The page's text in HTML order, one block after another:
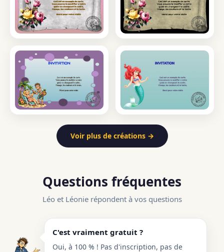
Voir plus de créations →
Questions fréquentes
Léo et Léonie répondent à vos questions
C'est vraiment gratuit ?
Oui, à 100 % ! Pas d'inscription, pas de